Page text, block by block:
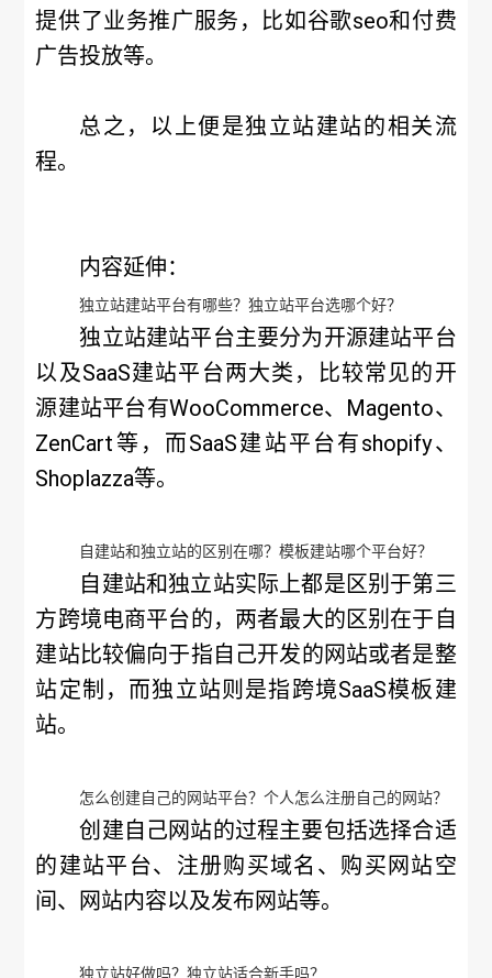
提供了业务推广服务，比如谷歌seo和付费
广告投放等。
总之，以上便是独立站建站的相关流
程。
内容延伸：
独立站建站平台有哪些？独立站平台选哪个好？
独立站建站平台主要分为开源建站平台
以及SaaS建站平台两大类，比较常见的开
源建站平台有WooCommerce、Magento、
ZenCart等，而SaaS建站平台有shopify、
Shoplazza等。
自建站和独立站的区别在哪？模板建站哪个平台好？
自建站和独立站实际上都是区别于第三
方跨境电商平台的，两者最大的区别在于自
建站比较偏向于指自己开发的网站或者是整
站定制，而独立站则是指跨境SaaS模板建
站。
怎么创建自己的网站平台？个人怎么注册自己的网站？
创建自己网站的过程主要包括选择合适
的建站平台、注册购买域名、购买网站空
间、网站内容以及发布网站等。
独立站好做吗？独立站适合新手吗？